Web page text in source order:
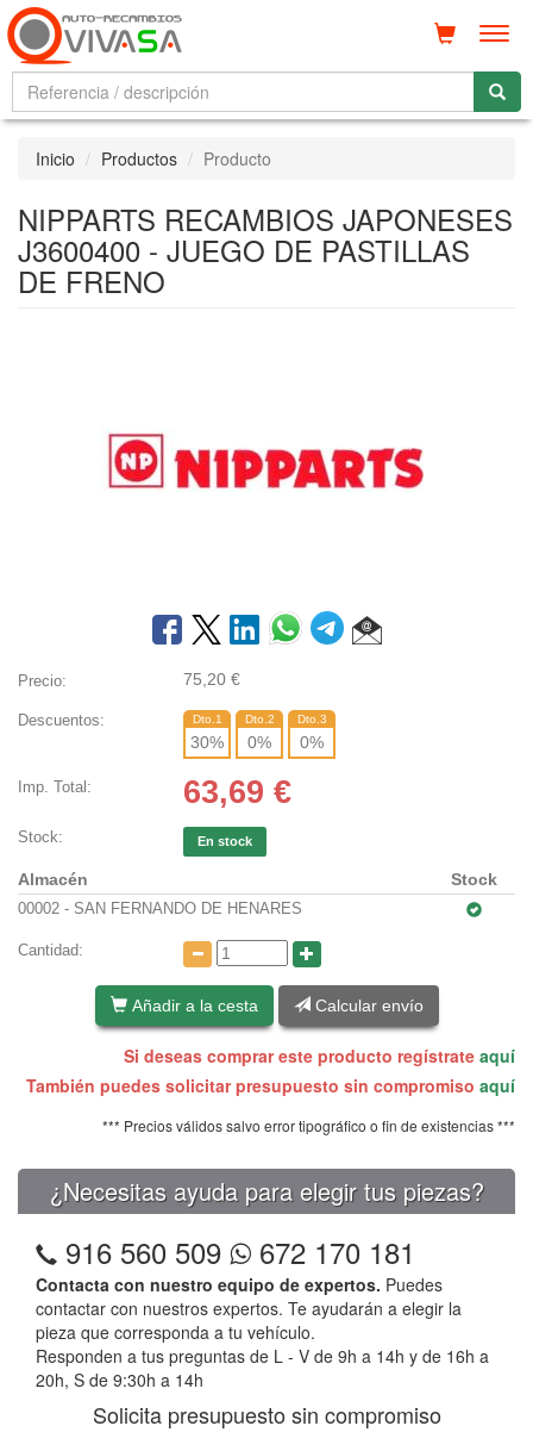
Inicio Productos Producto
NIPPARTS RECAMBIOS JAPONESES
J3600400 - JUEGO DE PASTILLAS
DE FRENO
Precio: 75,20 €
Descuentos: Dto.1
30%
Dto.2
0%
Dto.3
0%
Imp. Total: 63,69 €
Stock: En stock
Almacén Stock
00002 - SAN FERNANDO DE HENARES
Cantidad:
Añadir a la cesta Calcular envío
Si deseas comprar este producto regístrate aquí
También puedes solicitar presupuesto sin compromiso aquí
*** Precios válidos salvo error tipográfico o fin de existencias ***
¿Necesitas ayuda para elegir tus piezas?
916 560 509 672 170 181
Contacta con nuestro equipo de expertos. Puedes
contactar con nuestros expertos. Te ayudarán a elegir la
pieza que corresponda a tu vehículo.
Responden a tus preguntas de L - V de 9h a 14h y de 16h a
20h, S de 9:30h a 14h
Solicita presupuesto sin compromiso